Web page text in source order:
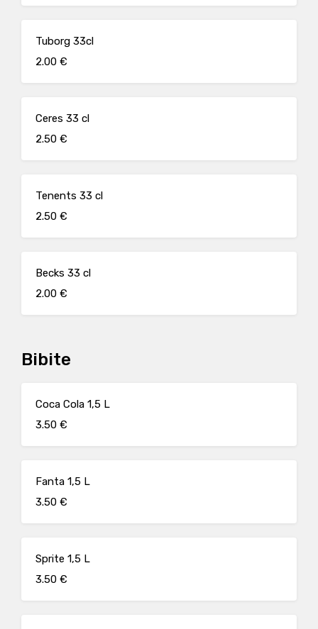
Tuborg 33cl
2.00 €
Ceres 33 cl
2.50 €
Tenents 33 cl
2.50 €
Becks 33 cl
2.00 €
Bibite
Coca Cola 1,5 L
3.50 €
Fanta 1,5 L
3.50 €
Sprite 1,5 L
3.50 €